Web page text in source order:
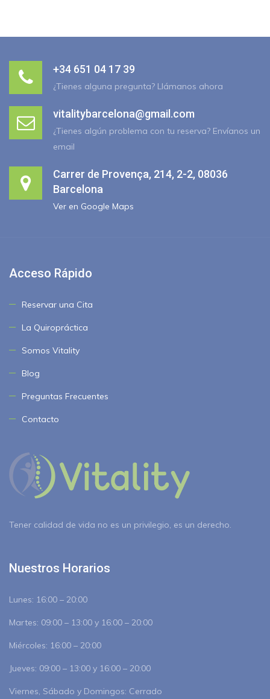
+34 651 04 17 39
¿Tienes alguna pregunta? Llámanos ahora
vitalitybarcelona@gmail.com
¿Tienes algún problema con tu reserva? Envíanos un
email
Carrer de Provença, 214, 2-2, 08036
Barcelona
Ver en Google Maps
Acceso Rápido
Reservar una Cita
La Quiropráctica
Somos Vitality
Blog
Preguntas Frecuentes
Contacto
Tener calidad de vida no es un privilegio, es un derecho.
Nuestros Horarios
Lunes: 16:00 – 20:00
Martes: 09:00 – 13:00 y 16:00 – 20:00
Miércoles: 16:00 – 20:00
Jueves: 09:00 – 13:00 y 16:00 – 20:00
Viernes, Sábado y Domingos: Cerrado